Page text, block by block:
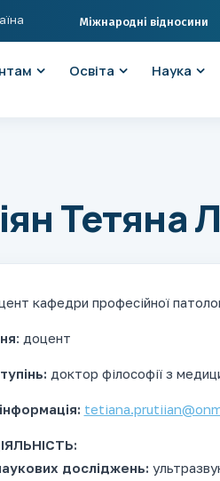
Міжнародні відносини
Освіта Наука
Тетяна
кафедри професійної
: доцент
доктор філософії з
:
досліджень: